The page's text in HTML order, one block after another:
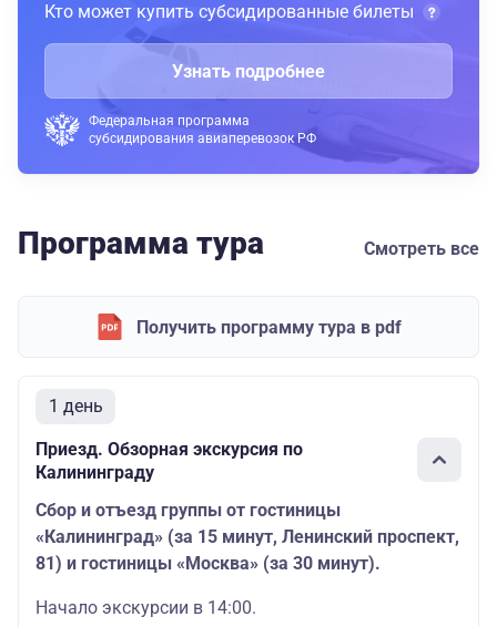
Кто может купить субсидированные билеты
Узнать подробнее
Федеральная программа
субсидирования авиаперевозок РФ
Программа тура Смотреть все
Получить программу тура в pdf
1 день
Приезд. Обзорная экскурсия по
Калининграду
Сбор и отъезд группы от гостиницы
«Калининград» (за 15 минут, Ленинский проспект,
81) и гостиницы «Москва» (за 30 минут).
Начало экскурсии в 14:00.